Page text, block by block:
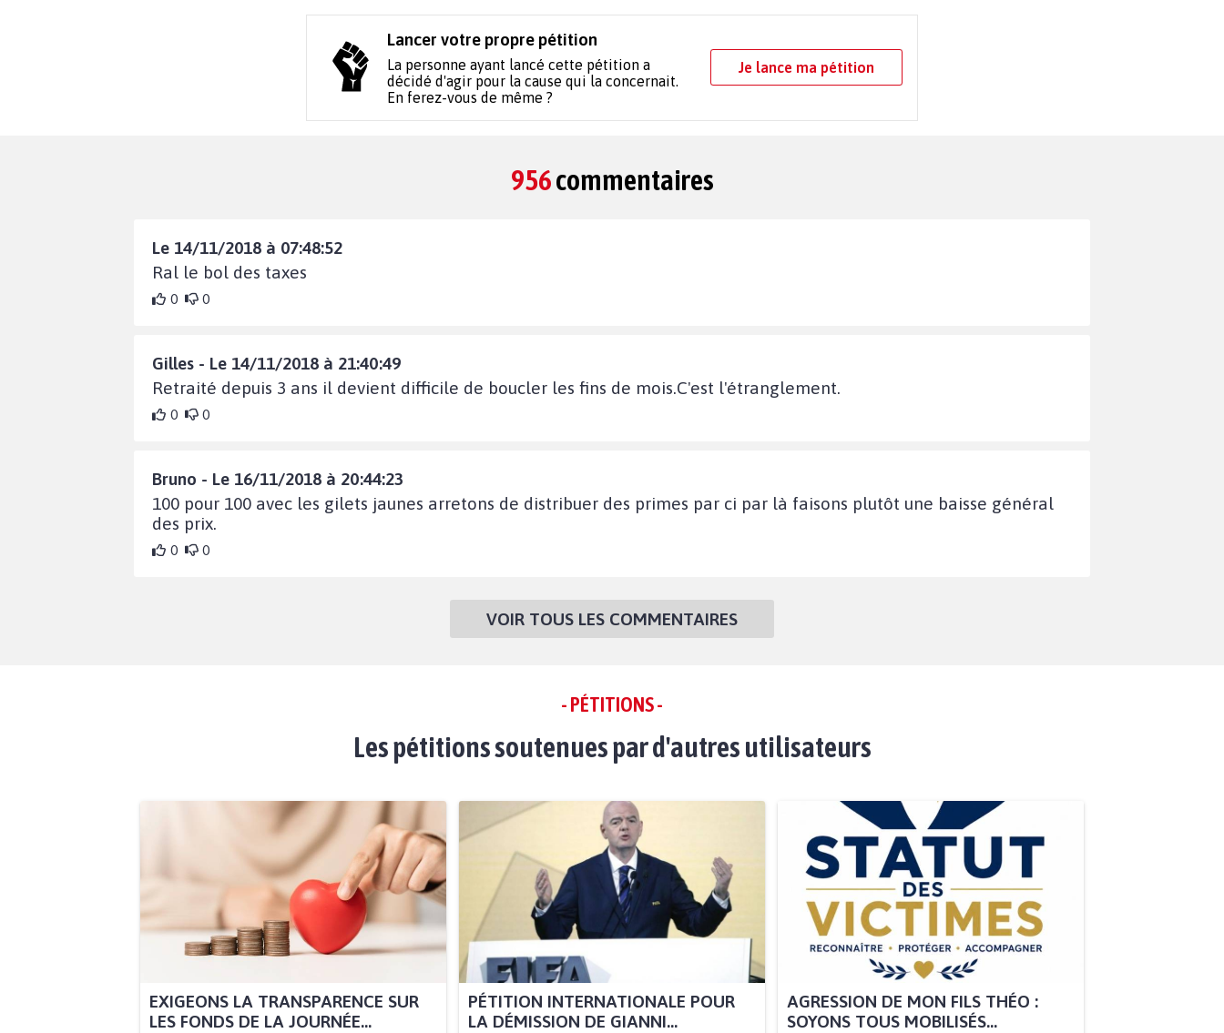
Lancer votre propre pétition
La personne ayant lancé cette pétition a
décidé d'agir pour la cause qui la concernait.
En ferez-vous de même ?
Je lance ma pétition
956commentaires
Le 14/11/2018 à 07:48:52
Ral le bol des taxes
0 0
Gilles - Le 14/11/2018 à 21:40:49
Retraité depuis 3 ans il devient difficile de boucler les fins de mois.C'est l'étranglement.
0 0
Bruno - Le 16/11/2018 à 20:44:23
100 pour 100 avec les gilets jaunes arretons de distribuer des primes par ci par là faisons plutôt une baisse général
des prix.
0 0
VOIR TOUS LES COMMENTAIRES
- PÉTITIONS -
Les pétitions soutenues par d'autres utilisateurs
EXIGEONS LA TRANSPARENCE SUR
LES FONDS DE LA JOURNÉE...
PÉTITION INTERNATIONALE POUR
LA DÉMISSION DE GIANNI...
AGRESSION DE MON FILS THÉO :
SOYONS TOUS MOBILISÉS...